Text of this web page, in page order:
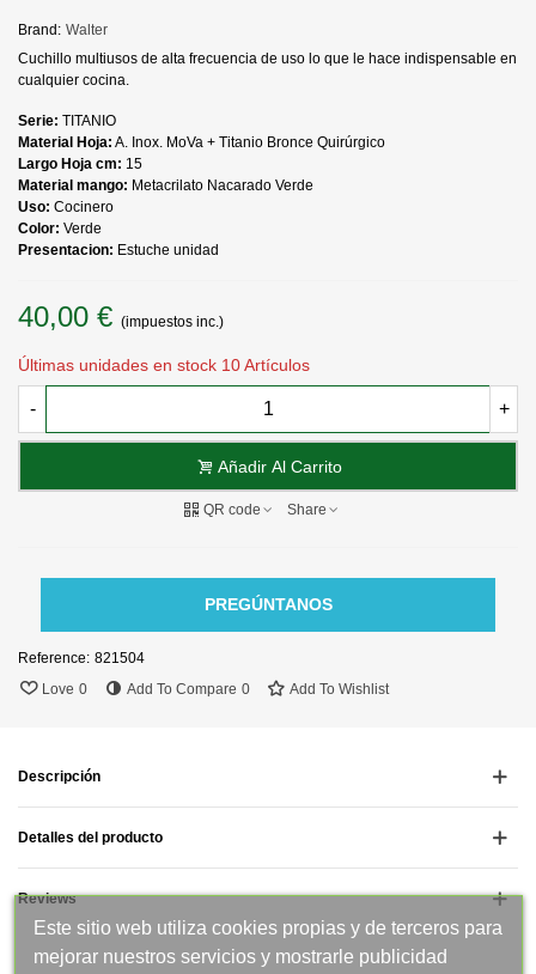
Brand: Walter
Cuchillo multiusos de alta frecuencia de uso lo que le hace indispensable en
cualquier cocina.
Serie: TITANIO
Material Hoja: A. Inox. MoVa + Titanio Bronce Quirúrgico
Largo Hoja cm: 15
Material mango: Metacrilato Nacarado Verde
Uso: Cocinero
Color: Verde
Presentacion: Estuche unidad
40,00 € (impuestos inc.)
Últimas unidades en stock 10 Artículos
- +
Añadir Al Carrito
QR code Share
PREGÚNTANOS
Reference: 821504
Love 0 Add To Compare 0 Add To Wishlist
Descripción
Detalles del producto
Reviews
Este sitio web utiliza cookies propias y de terceros para
mejorar nuestros servicios y mostrarle publicidad